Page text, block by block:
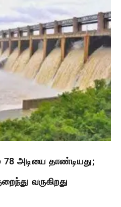
அடியை தாண்டியது;
வருகிறது